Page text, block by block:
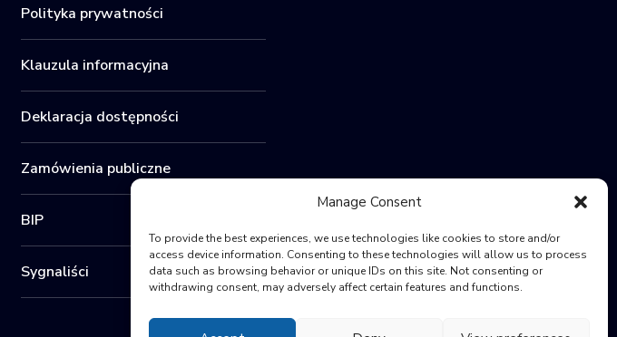
Manage Consent
To provide the best experiences, we use technologies like cookies to store and/or
access device information. Consenting to these technologies will allow us to process
data such as browsing behavior or unique IDs on this site. Not consenting or
withdrawing consent, may adversely affect certain features and functions.
Polityka prywatności
Klauzula informacyjna
Deklaracja dostępności
Zamówienia publiczne
BIP
Sygnaliści